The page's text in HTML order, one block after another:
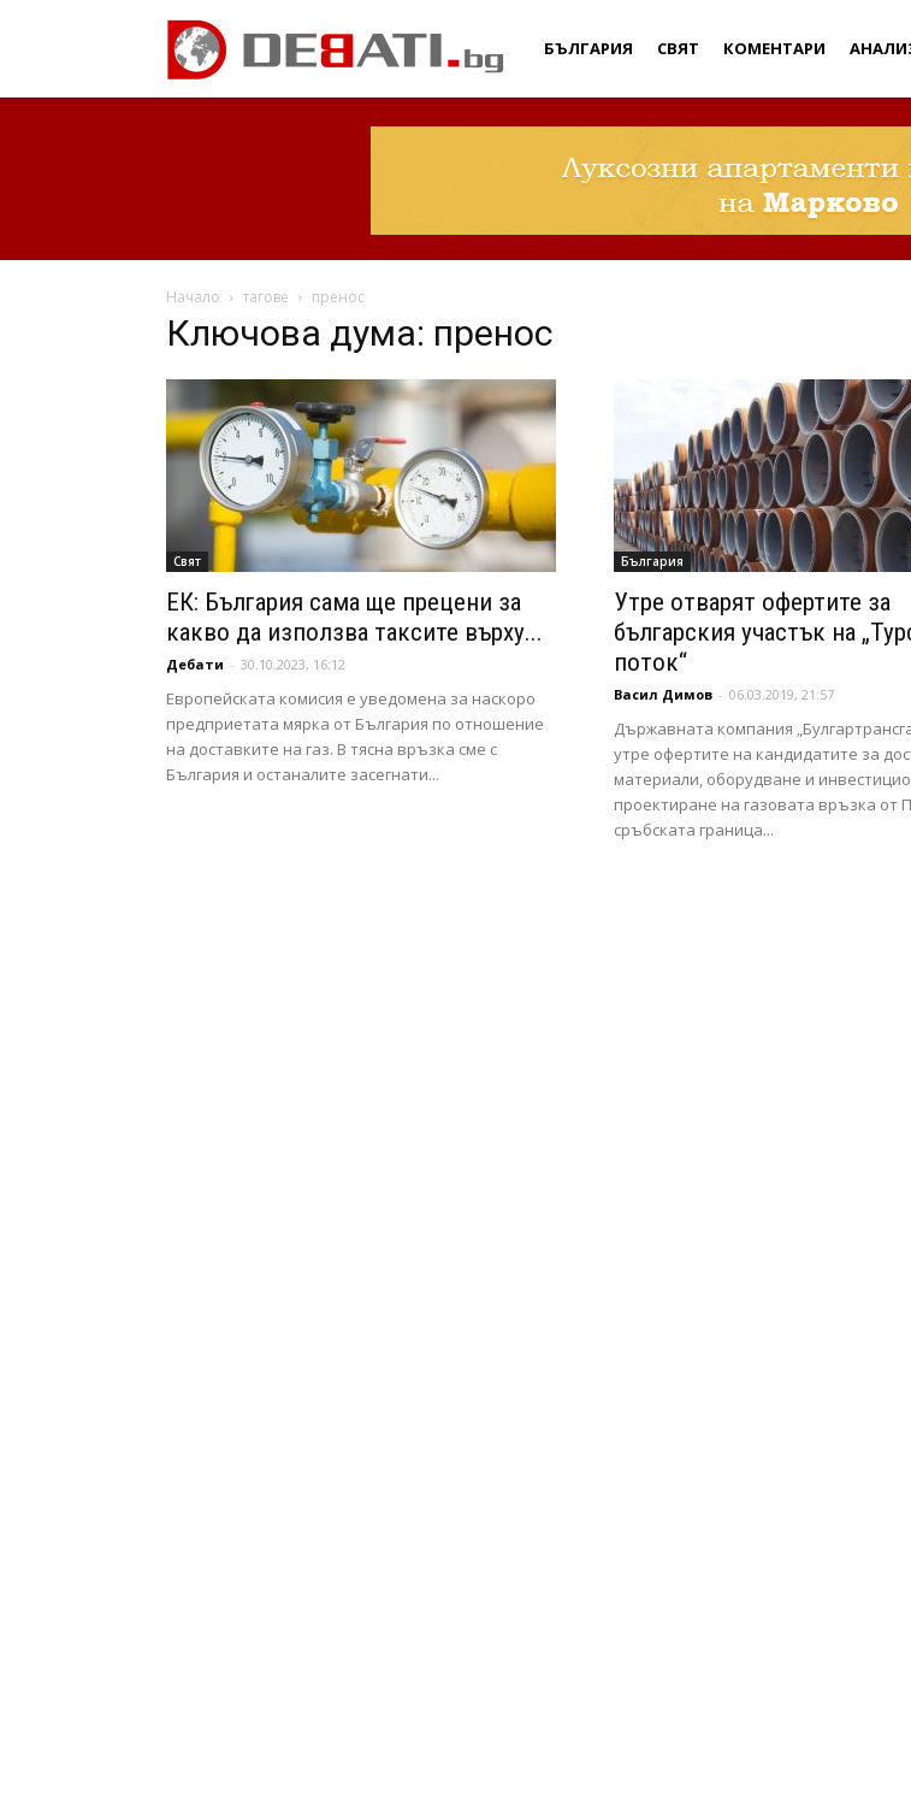
Дебати
БЪЛГАРИЯ СВЯТ КОМЕНТАРИ
Начало тагове пренос
Ключова дума: пренос
Свят
ЕК: България сама ще прецени за
какво да използва таксите върху...
Дебати - 30.10.2023, 16:12
Европейската комисия е уведомена за наскоро
предприетата мярка от България по отношение
на доставките на газ. В тясна връзка сме с
България и останалите засегнати...
България
Утре отварят офертите за
българския участък на
поток“
Васил Димов - 06.03.2019, 21:57
Държавната компания
утре офертите на кандидатите за
материали, оборудване и
проектиране на газовата връзка от
сръбската граница...